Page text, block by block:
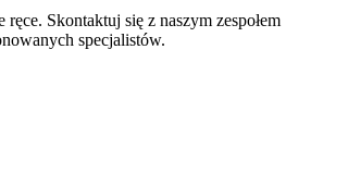
Skontaktuj się z naszym zespołem
specjalistów.